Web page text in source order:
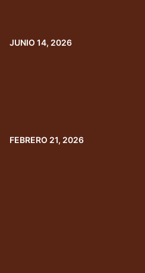
JUNIO 14, 2026
FEBRERO 21, 2026